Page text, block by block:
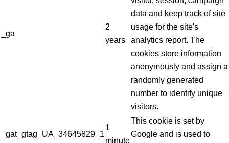
_ga
2
years
data and keep track of site
usage for the site's
analytics report. The
cookies store information
anonymously and assign a
randomly generated
number to identify unique
visitors.
_gat_gtag_UA_34645829_1
1
minute
This cookie is set by
Google and is used to